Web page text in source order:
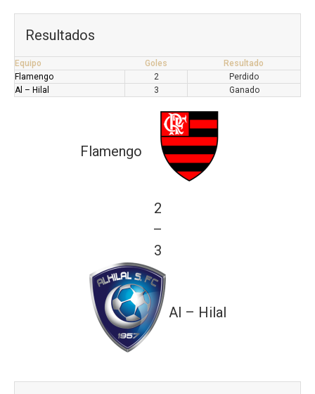
Resultados
Equipo Goles
Resultado
Flamengo
2
Perdido
Al – Hilal
3 Ganado
Flamengo
2
—
3
Al – Hilal